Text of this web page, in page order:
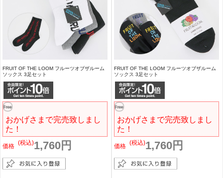
FRUIT OF THE LOOM フルーツオブザルーム
ソックス 3足セット
おかげさまで完売致しまし
た！
価格 1,760円
(税込)
FRUIT OF THE LOOM フルーツオブザルーム
ソックス 3足セット
おかげさまで完売致しまし
た！
価格 1,760円
(税込)